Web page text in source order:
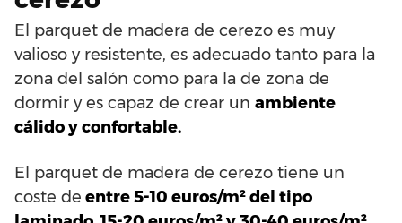
El parquet de madera de cerezo es muy
valioso y resistente, es adecuado tanto para la
zona del salón como para la de zona de
dormir y es capaz de crear un ambiente
cálido y confortable.
El parquet de madera de cerezo tiene un
coste de entre 5-10 euros/m² del tipo